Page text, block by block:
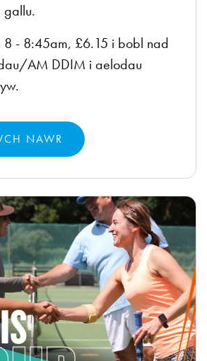
8 - 8:45am, £6.15 i bobl nad
AM DDIM i aelodau
NAWR